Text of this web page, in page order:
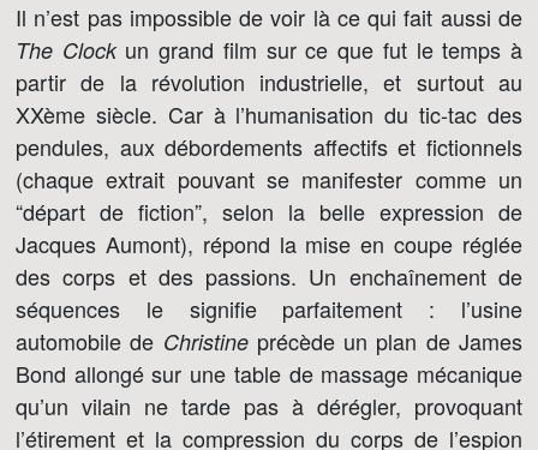
Il n’est pas impossible de voir là ce qui fait aussi de
The Clockun grand film sur ce que fut le temps à
partir de la révolution industrielle, et surtout au
XXème siècle. Car à l’humanisation du tic-tac des
pendules, aux débordements affectifs et fictionnels
(chaque extrait pouvant se manifester comme un
“départ de fiction”, selon la belle expression de
Jacques Aumont), répond la mise en coupe réglée
des corps et des passions. Un enchaînement de
séquences le signifie parfaitement : l’usine
automobile de Christineprécède un plan de James
Bond allongé sur une table de massage mécanique
qu’un vilain ne tarde pas à dérégler, provoquant
l’étirement et la compression du corps de l’espion